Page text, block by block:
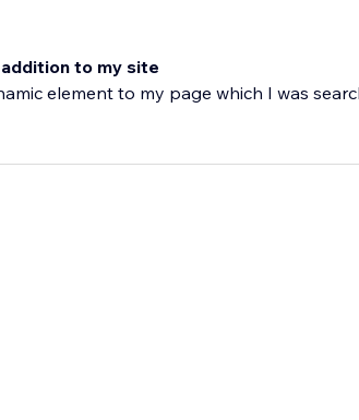
to my site
element to my page which I was